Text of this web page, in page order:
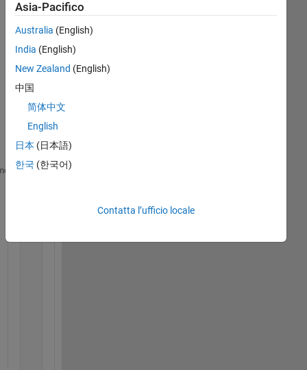
Hi
all
i
e
this
cod
for iDom_hot = 1:numel(Dall_hot)
            Tw_hot=Tnew_cell_hot{iDom_hot};
Asia-Pacifico
Australia (English)
India (English)
New Zealand (English)
中国
简体中文
English
日本 (日本語)
한국 (한국어)
Contatta l’ufficio locale